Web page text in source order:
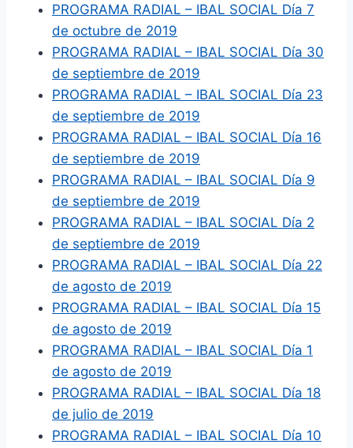
PROGRAMA RADIAL – IBAL SOCIAL Día 7
de octubre de 2019
PROGRAMA RADIAL – IBAL SOCIAL Día 30
de septiembre de 2019
PROGRAMA RADIAL – IBAL SOCIAL Día 23
de septiembre de 2019
PROGRAMA RADIAL – IBAL SOCIAL Día 16
de septiembre de 2019
PROGRAMA RADIAL – IBAL SOCIAL Día 9
de septiembre de 2019
PROGRAMA RADIAL – IBAL SOCIAL Día 2
de septiembre de 2019
PROGRAMA RADIAL – IBAL SOCIAL Día 22
de agosto de 2019
PROGRAMA RADIAL – IBAL SOCIAL Día 15
de agosto de 2019
PROGRAMA RADIAL – IBAL SOCIAL Día 1
de agosto de 2019
PROGRAMA RADIAL – IBAL SOCIAL Día 18
de julio de 2019
PROGRAMA RADIAL – IBAL SOCIAL Día 10